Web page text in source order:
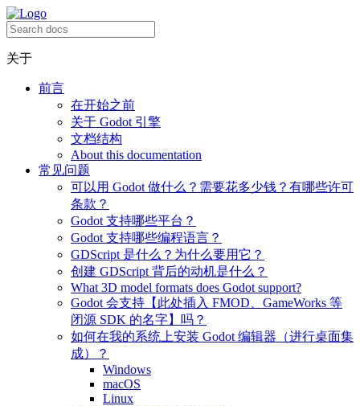
关于
前言
在开始之前
关于 Godot 引擎
文档结构
About this documentation
常见问题
可以用 Godot 做什么？需要花多少钱？有哪些许可
条款？
Godot 支持哪些平台？
Godot 支持哪些编程语言？
GDScript 是什么？为什么要用它？
创建 GDScript 背后的动机是什么？
What 3D model formats does Godot support?
Godot 会支持【此处插入 FMOD、GameWorks 等
闭源 SDK 的名字】吗？
如何在我的系统上安装 Godot 编辑器（进行桌面集
成）？
Windows
macOS
Linux